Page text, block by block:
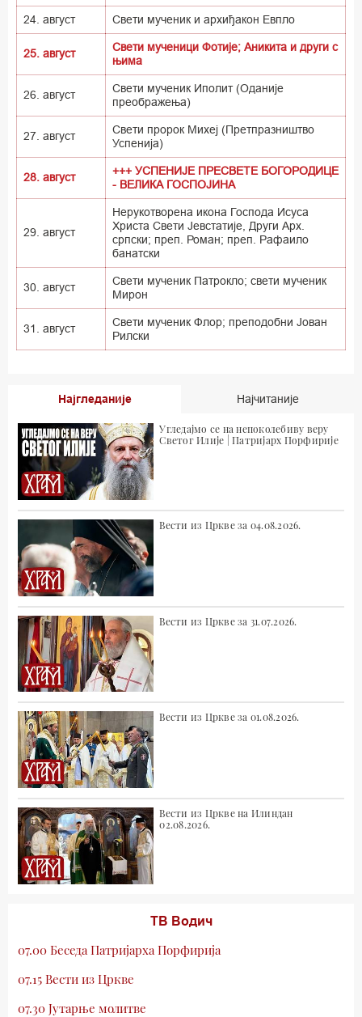
24. август Свети мученик и архиђакон Евпло
25. август
Свети мученици Фотије; Аникита и други с
њима
26. август
Свети мученик Иполит (Оданије
преображења)
27. август
Свети пророк Михеј (Претпразништво
Успенија)
28. август
+++ УСПЕНИЈЕ ПРЕСВЕТЕ БОГОРОДИЦЕ
- ВЕЛИКА ГОСПОЈИНА
29. август
Нерукотворена икона Господа Исуса
Христа Свети Јевстатије, Други Арх.
српски; преп. Роман; преп. Рафаило
банатски
30. август
Свети мученик Патрокло; свети мученик
Мирон
31. август
Свети мученик Флор; преподобни Јован
Рилски
Најгледаније Најчитаније
Угледајмо се на непоколебиву веру
Светог Илије | Патријарх Порфирије
Вести из Цркве за 04.08.2026.
Вести из Цркве за 31.07.2026.
Вести из Цркве за 01.08.2026.
Вести из Цркве на Илиндан
02.08.2026.
ТВ Водич
07.00 Беседа Патријарха Порфирија
07.15 Вести из Цркве
07.30 Јутарње молитве